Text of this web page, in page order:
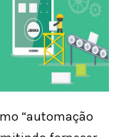
“automação